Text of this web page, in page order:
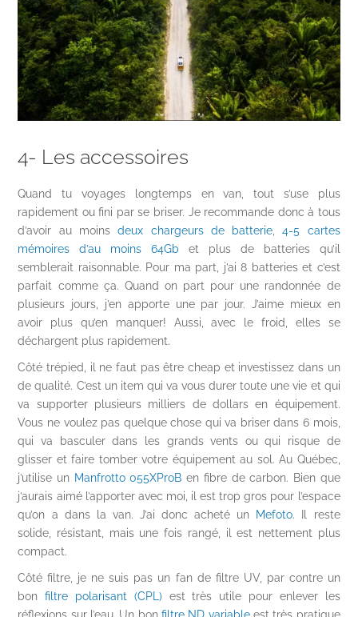
4- Les accessoires
Quand tu voyages longtemps en van, tout s’use plus
rapidement ou fini par se briser. Je recommande donc à tous
d’avoir au moinsdeux chargeurs de batterie ,4-5 cartes
mémoires d’au moins 64Gb et plus de batteries qu’il
semblerait raisonnable. Pour ma part, j’ai 8 batteries et c’est
parfait comme ça. Quand on part pour une randonnée de
plusieurs jours, j’en apporte une par jour. J’aime mieux en
avoir plus qu’en manquer! Aussi, avec le froid, elles se
déchargent plus rapidement.
Côté trépied, il ne faut pas être cheap et investissez dans un
de qualité. C’est un item qui va vous durer toute une vie et qui
va supporter plusieurs milliers de dollars en équipement.
Vous ne voulez pas quelque chose qui va briser dans 6 mois,
qui va basculer dans les grands vents ou qui risque de
glisser et faire tomber votre équipement au sol. Au Québec,
j’utilise un Manfrotto 055XProB en fibre de carbon. Bien que
j’aurais aimé l’apporter avec moi, il est trop gros pour l’espace
qu’on a dans la van. J’ai donc acheté un
Mefoto. Il reste
solide, résistant, mais une fois rangé, il est nettement plus
compact.
Côté filtre, je ne suis pas un fan de filtre UV, par contre un
bonfiltre polarisant (CPL)est très utile pour enlever les